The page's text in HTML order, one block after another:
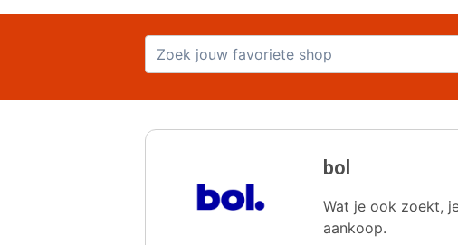
bol
Wat je ook zoekt,
aankoop.